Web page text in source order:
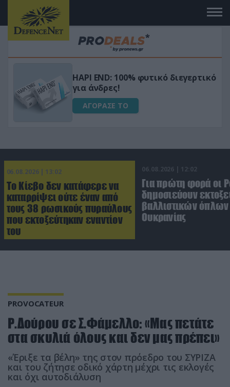
Μεταμόρφωσε τον κήπο σου με το
Ultra Box Μίνι Αλυσοπρίονο με
μπαταρία λιθίου
ΑΓΟΡΑΣΕ ΤΟ
06.08.2026 | 13:02
Το Κίεβο δεν κατάφερε να
καταρρίψει ούτε έναν από
τους 38 ρωσικούς πυραύλους
που εκτοξεύτηκαν εναντίον
του
06.08.2026 | 12:02
Για πρώτη φορά οι
δημοσιεύουν
βαλλιστικών όπλων
Ουκρανίας
PROVOCATEUR
Ρ.Δούρου σε Σ.Φάμελλο: «Μας πετάτε
στα σκυλιά όλους και δεν μας πρέπει»
«Έριξε τα βέλη» της στον πρόεδρο του ΣΥΡΙΖΑ
και του ζήτησε οδικό χάρτη μέχρι τις εκλογές
και όχι αυτοδιάλυση